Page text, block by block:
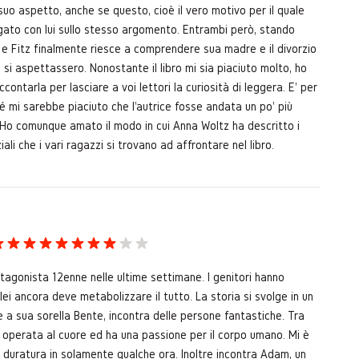
aspetto, anche se questo, cioè il vero motivo per il quale
con lui sullo stesso argomento. Entrambi però, stando
Fitz finalmente riesce a comprendere sua madre e il divorzio
aspettassero. Nonostante il libro mi sia piaciuto molto, ho
per lasciare a voi lettori la curiosità di leggera. E' per
sarebbe piaciuto che l'autrice fosse andata un po' più
comunque amato il modo in cui Anna Woltz ha descritto i
che i vari ragazzi si trovano ad affrontare nel libro.
12enne nelle ultime settimane. I genitori hanno
ancora deve metabolizzare il tutto. La storia si svolge in un
sua sorella Bente, incontra delle persone fantastiche. Tra
al cuore ed ha una passione per il corpo umano. Mi è
in solamente qualche ora. Inoltre incontra Adam, un